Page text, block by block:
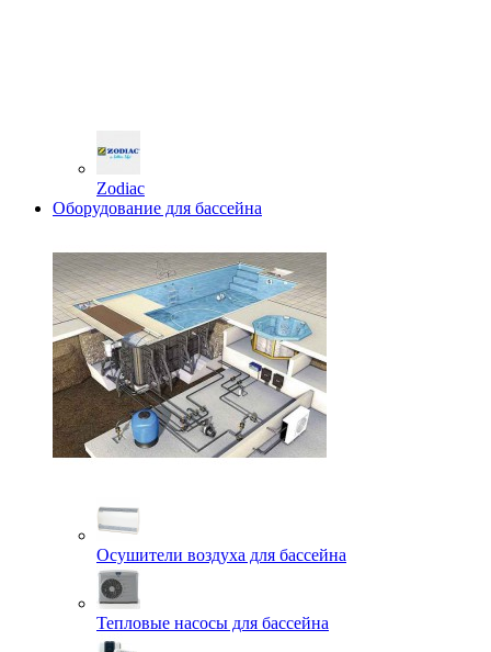
Zodiac
Оборудование для бассейна
Осушители воздуха для бассейна
Тепловые насосы для бассейна